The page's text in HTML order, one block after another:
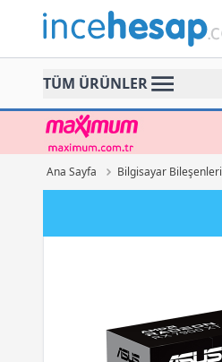
Incehesap
TÜM ÜRÜNLER
Ana Sayfa Bilgisayar Bileşenleri